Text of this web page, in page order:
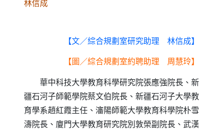
林信成
【文／綜合規劃室研究助理 林信成】
【圖／綜合規劃室約聘助理 周慧玲】
華中科技大學教育科學研究院張應強院長、新
疆石河子師範學院蔡文伯院長、新疆石河子大學教
育學系趙紅霞主任、瀋陽師範大學教育科學院朴雪
濤院長、廈門大學教育研究院別敦榮副院長、武漢